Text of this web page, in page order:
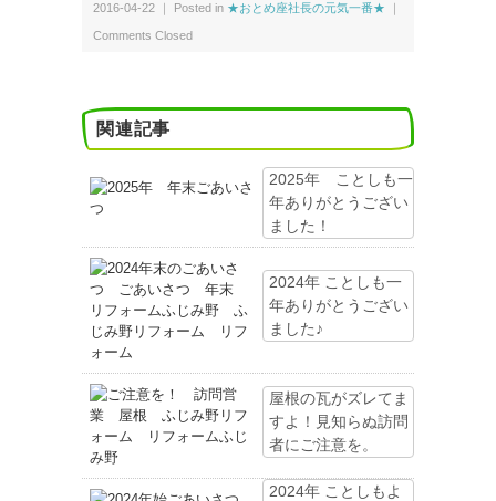
2016-04-22 ｜ Posted in ★おとめ座社長の元気一番★ ｜
Comments Closed
関連記事
2025年 ことしも一
年ありがとうござい
ました！
2024年 ことしも一
年ありがとうござい
ました♪
屋根の瓦がズレてま
すよ！見知らぬ訪問
者にご注意を。
2024年 ことしもよ